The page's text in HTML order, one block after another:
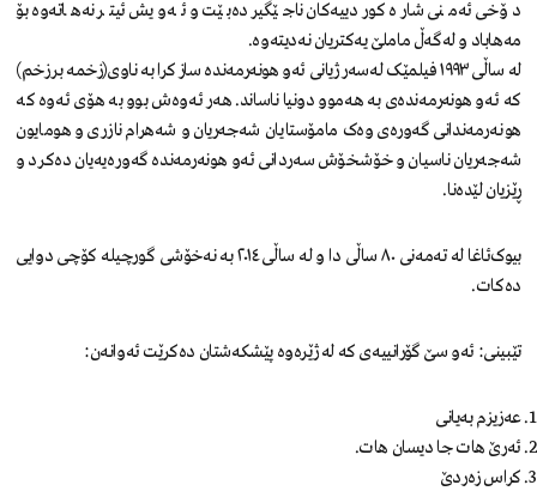
دۆخی ئەمنی شارە کوردییەکان ناجێگیر دەبێت و ئەویش ئیتر نەهاتەوە بۆ
مەهاباد و لەگەڵ ماملێ یەکتریان نەدیتەوە.
لە ساڵی ١٩٩٣ فیلمێک لەسەر ژیانی ئەو هونەرمەندە ساز کرا بە ناوی(زخمە بر زخم)
کە ئەو هونەرمەندەی بە هەموو دونیا ناساند. هەر ئەوەش بوو بە هۆی ئەوە کە
هونەرمەندانی گەورەی وەک مامۆستایان شەجەریان و شەهرام نازری و هومایون
شەجەریان ناسیان و خۆشخۆش سەردانی ئەو هونەرمەندە گەورەیەیان دەکرد و
ڕێزیان لێدەنا.
بیوک‌ئاغا لە تەمەنی ٨٠ ساڵی دا و لە ساڵی ٢٠١٤ بە نەخۆشی گورچیلە کۆچی دوایی
دەکات.
تێبینی: ئەو سێ گۆرانییەی کە لە ژێرەوە پێشکەشتان دەکرێت ئەوانەن:
عەزیزم بەیانی
ئەرێ هات جا دیسان هات.
کراس زەردێ